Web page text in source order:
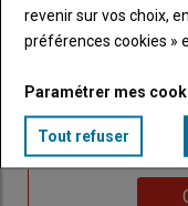
Sous-
titre
BodyChoisissez
compte pour
revenir sur vos choix,
préférences cookies »
Paramétrer mes
Tout refuser